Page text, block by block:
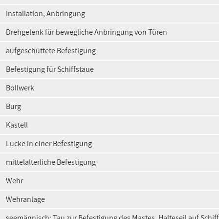
Installation, Anbringung
Drehgelenk für bewegliche Anbringung von Türen
aufgeschüttete Befestigung
Befestigung für Schiffstaue
Bollwerk
Burg
Kastell
Lücke in einer Befestigung
mittelalterliche Befestigung
Wehr
Wehranlage